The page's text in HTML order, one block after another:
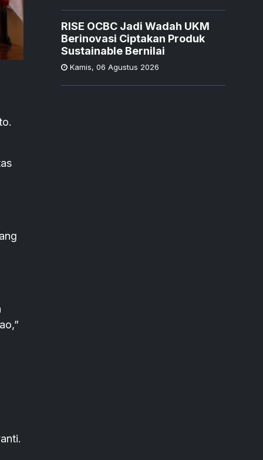
RISE OCBC Jadi Wadah UKM
Berinovasi Ciptakan Produk
Sustainable Bernilai
Kamis, 06 Agustus 2026